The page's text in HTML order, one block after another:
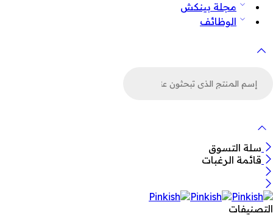
مجلة بينكش
الوظائف
سلة التسوق
قائمة الرغبات
التصنيفات